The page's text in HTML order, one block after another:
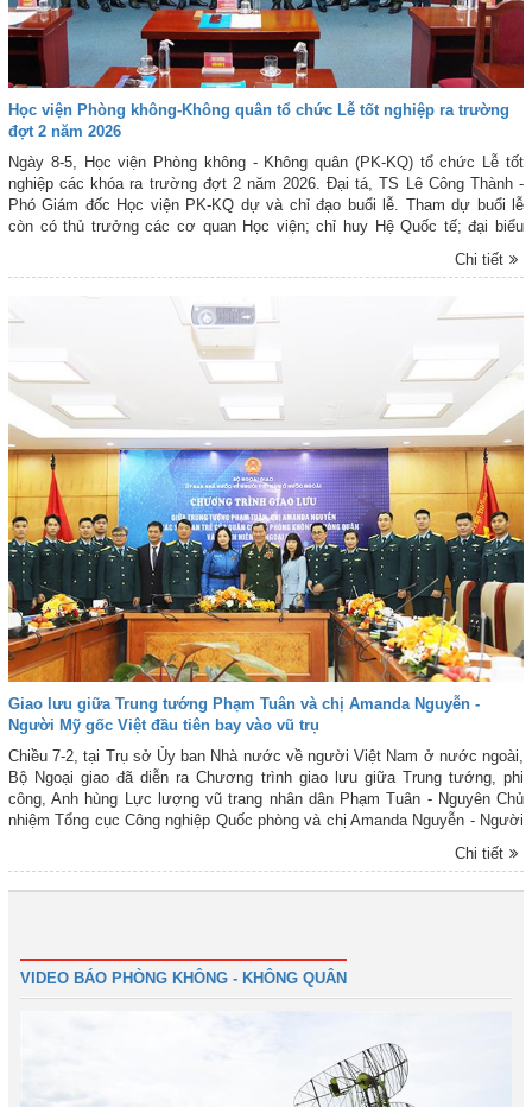
Học viện Phòng không-Không quân tổ chức Lễ tốt nghiệp ra trường
đợt 2 năm 2026
Ngày 8-5, Học viện Phòng không - Không quân (PK-KQ) tổ chức Lễ tốt
nghiệp các khóa ra trường đợt 2 năm 2026. Đại tá, TS Lê Công Thành -
Phó Giám đốc Học viện PK-KQ dự và chỉ đạo buổi lễ. Tham dự buổi lễ
còn có thủ trưởng các cơ quan Học viện; chỉ huy Hệ Quốc tế; đại biểu
Chi tiết
Giao lưu giữa Trung tướng Phạm Tuân và chị Amanda Nguyễn -
Người Mỹ gốc Việt đầu tiên bay vào vũ trụ
Chiều 7-2, tại Trụ sở Ủy ban Nhà nước về người Việt Nam ở nước ngoài,
Bộ Ngoại giao đã diễn ra Chương trình giao lưu giữa Trung tướng, phi
công, Anh hùng Lực lượng vũ trang nhân dân Phạm Tuân - Nguyên Chủ
nhiệm Tổng cục Công nghiệp Quốc phòng và chị Amanda Nguyễn - Người
Blue Origin vào ngày 14-4-2025 với các sĩ quan trẻ Quân chủng PK-KQ và
PK-KQ và cán bộ, thanh niên Bộ Ngoại giao.
Chi tiết
VIDEO BÁO PHÒNG KHÔNG - KHÔNG QUÂN